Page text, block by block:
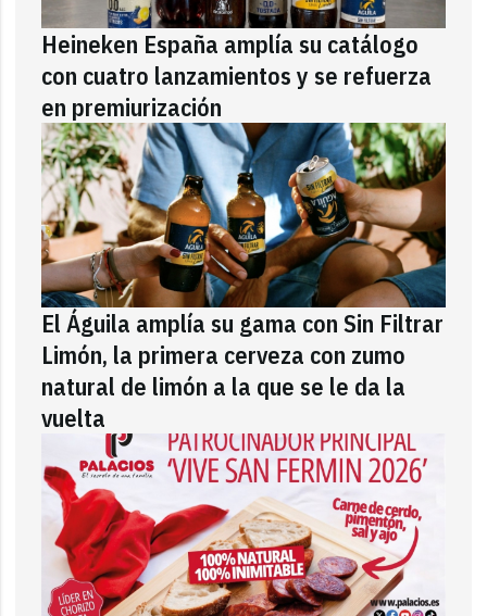
Heineken España amplía su catálogo
con cuatro lanzamientos y se refuerza
en premiurización
El Águila amplía su gama con Sin Filtrar
Limón, la primera cerveza con zumo
natural de limón a la que se le da la
vuelta